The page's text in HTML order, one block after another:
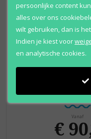
Christian
Miss Dior
Body
Vanaf
€ 90
persoonlijke content
alles over ons
wilt gebruiken, dan is
Indien je kiest voor
en analytische cookies.